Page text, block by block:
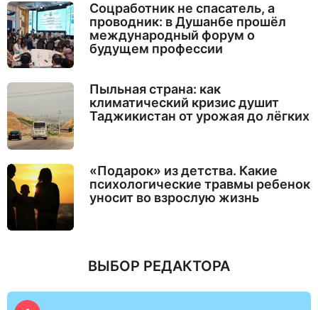
Соцработник не спасатель, а
проводник: в Душанбе прошёл
международный форум о
будущем профессии
Пыльная страна: как
климатический кризис душит
Таджикистан от урожая до лёгких
«Подарок» из детства. Какие
психологические травмы ребенок
уносит во взрослую жизнь
ВЫБОР РЕДАКТОРА